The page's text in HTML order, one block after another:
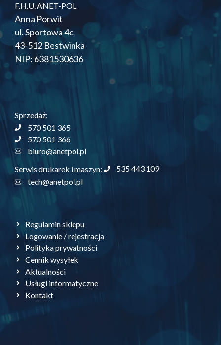
F.H.U. ANET-POL
Anna Porwit
ul. Sportowa 4c
43-512 Bestwinka
NIP: 6381530636
Sprzedaż:
570 501 365
570 501 366
biuro@anetpol.pl
Serwis drukarek i maszyn:
535 443 109
tech@anetpol.pl
Regulamin sklepu
Logowanie / rejestracja
Polityka prywatności
Cennik wysyłek
Aktualności
Usługi informatyczne
Kontakt